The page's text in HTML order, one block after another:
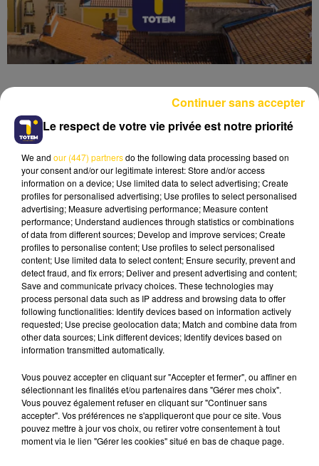
1er juillet 2026 - 4 min 42 sec
L'INFO DU PUY-DE-DÔME DU 01/07/26
À 06H29
Ecoutez sur Totem l'information dans le Cantal,
le pays de Brioude et Issoire avec les reportages
de nos journalistes sur le terrain.
Le respect de votre vie privée est notre priorité
We and our (447) partnersdo the following data processing based on
your consent and/or our legitimate interest: Store and/or access
information on a device; Use limited data to select advertising; Create
profiles for personalised advertising; Use profiles to select personalised
advertising; Measure advertising performance; Measure content
performance; Understand audiences through statistics or combinations
of data from different sources; Develop and improve services; Create
profiles to personalise content; Use profiles to select personalised
content; Use limited data to select content; Ensure security, prevent and
detect fraud, and fix errors; Deliver and present advertising and content;
Save and communicate privacy choices. These technologies may
process personal data such as IP address and browsing data to offer
following functionalities: Identify devices based on information actively
requested; Use precise geolocation data; Match and combine data from
other data sources; Link different devices; Identify devices based on
information transmitted automatically.
Vous pouvez accepter en cliquant sur "Accepter et fermer", ou affiner en
sélectionnant les finalités et/ou partenaires dans "Gérer mes choix".
Vous pouvez également refuser en cliquant sur "Continuer sans
accepter". Vos préférences ne s'appliqueront que pour ce site. Vous
pouvez mettre à jour vos choix, ou retirer votre consentement à tout
moment via le lien "Gérer les cookies" situé en bas de chaque page.
Continuer sans accepter